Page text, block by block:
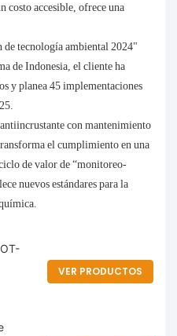
accesible, ofrece una
tecnología ambiental 2024"
de Indonesia, el cliente ha
y planea 45 implementaciones
con mantenimiento
el cumplimiento en una
de valor de “monitoreo-
nuevos estándares para la
VER PRODUCTOS